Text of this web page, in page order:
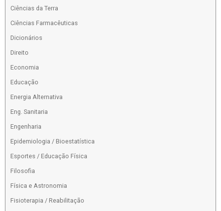
Ciências da Terra
Ciências Farmacêuticas
Dicionários
Direito
Economia
Educação
Energia Alternativa
Eng. Sanitaria
Engenharia
Epidemiologia / Bioestatística
Esportes / Educação Física
Filosofia
Física e Astronomia
Fisioterapia / Reabilitação